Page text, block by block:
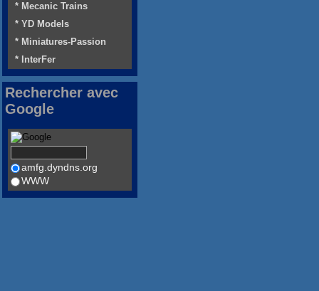
* Mecanic Trains
* YD Models
* Miniatures-Passion
* InterFer
Rechercher avec
Google
amfg.dyndns.org
WWW